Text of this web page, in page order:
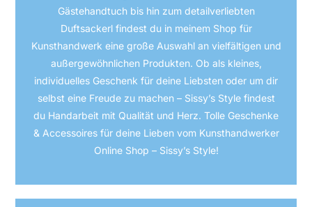
Gästehandtuch bis hin zum detailverliebten
Duftsackerl findest du in meinem Shop für
Kunsthandwerk eine große Auswahl an vielfältigen und
außergewöhnlichen Produkten. Ob als kleines,
individuelles Geschenk für deine Liebsten oder um dir
selbst eine Freude zu machen – Sissy’s Style findest
du Handarbeit mit Qualität und Herz. Tolle Geschenke
& Accessoires für deine Lieben vom Kunsthandwerker
Online Shop – Sissy’s Style!